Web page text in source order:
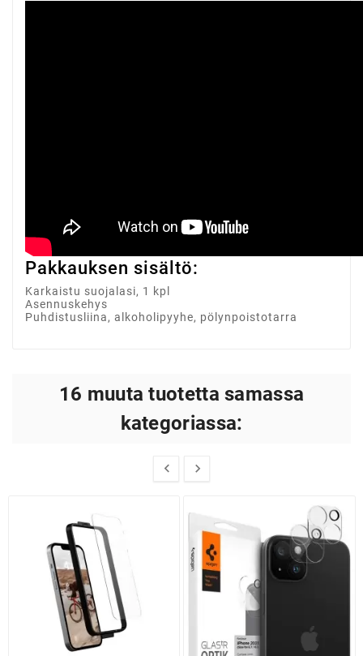
Pakkauksen sisältö:
Karkaistu suojalasi, 1 kpl
Asennuskehys
Puhdistusliina, alkoholipyyhe, pölynpoistotarra
16 muuta tuotetta samassa
kategoriassa:
 